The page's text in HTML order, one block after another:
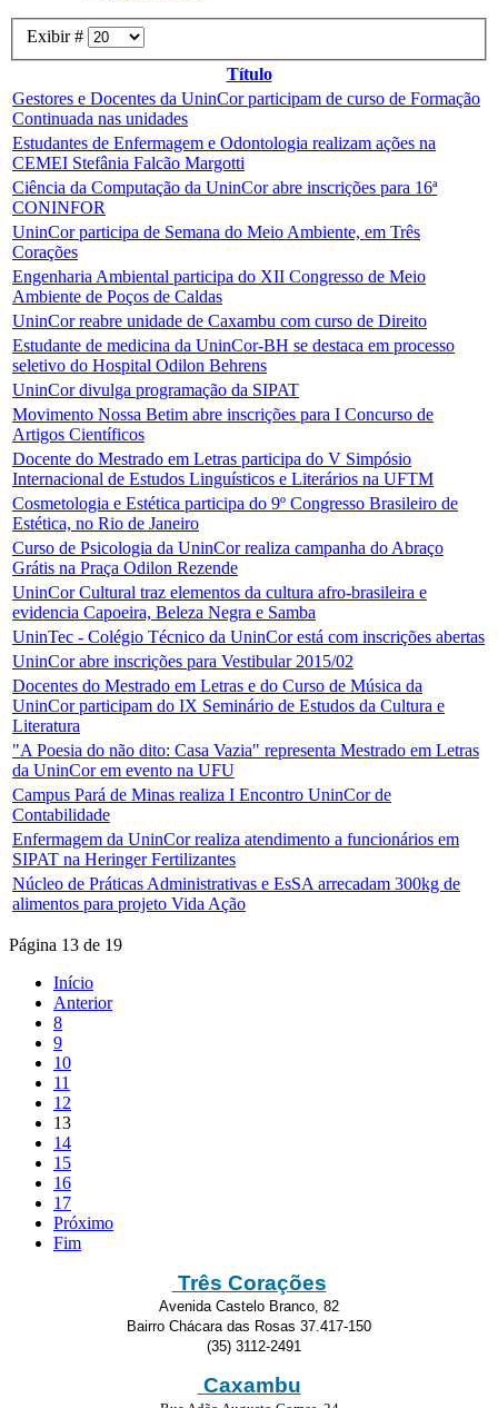
Exibir #
Título
Gestores e Docentes da UninCor participam de curso de Formação
Continuada nas unidades
Estudantes de Enfermagem e Odontologia realizam ações na
CEMEI Stefânia Falcão Margotti
Ciência da Computação da UninCor abre inscrições para 16ª
CONINFOR
UninCor participa de Semana do Meio Ambiente, em Três
Corações
Engenharia Ambiental participa do XII Congresso de Meio
Ambiente de Poços de Caldas
UninCor reabre unidade de Caxambu com curso de Direito
Estudante de medicina da UninCor-BH se destaca em processo
seletivo do Hospital Odilon Behrens
UninCor divulga programação da SIPAT
Movimento Nossa Betim abre inscrições para I Concurso de
Artigos Científicos
Docente do Mestrado em Letras participa do V Simpósio
Internacional de Estudos Linguísticos e Literários na UFTM
Cosmetologia e Estética participa do 9º Congresso Brasileiro de
Estética, no Rio de Janeiro
Curso de Psicologia da UninCor realiza campanha do Abraço
Grátis na Praça Odilon Rezende
UninCor Cultural traz elementos da cultura afro-brasileira e
evidencia Capoeira, Beleza Negra e Samba
UninTec - Colégio Técnico da UninCor está com inscrições abertas
UninCor abre inscrições para Vestibular 2015/02
Docentes do Mestrado em Letras e do Curso de Música da
UninCor participam do IX Seminário de Estudos da Cultura e
Literatura
"A Poesia do não dito: Casa Vazia" representa Mestrado em Letras
da UninCor em evento na UFU
Campus Pará de Minas realiza I Encontro UninCor de
Contabilidade
Enfermagem da UninCor realiza atendimento a funcionários em
SIPAT na Heringer Fertilizantes
Núcleo de Práticas Administrativas e EsSA arrecadam 300kg de
alimentos para projeto Vida Ação
Página 13 de 19
Início
Anterior
8
9
10
11
12
13
14
15
16
17
Próximo
Fim
Três Corações
Avenida Castelo Branco, 82
Bairro Chácara das Rosas 37.417-150
(35) 3112-2491
Caxambu